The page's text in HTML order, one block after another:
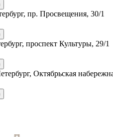
пр. Просвещения, 30/1
проспект Культуры, 29/1
Октябрьская